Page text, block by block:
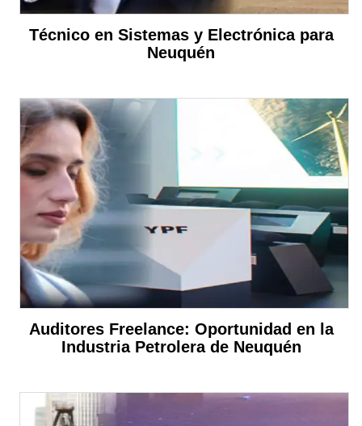
Técnico en Sistemas y Electrónica para
Neuquén
Auditores Freelance: Oportunidad en la
Industria Petrolera de Neuquén